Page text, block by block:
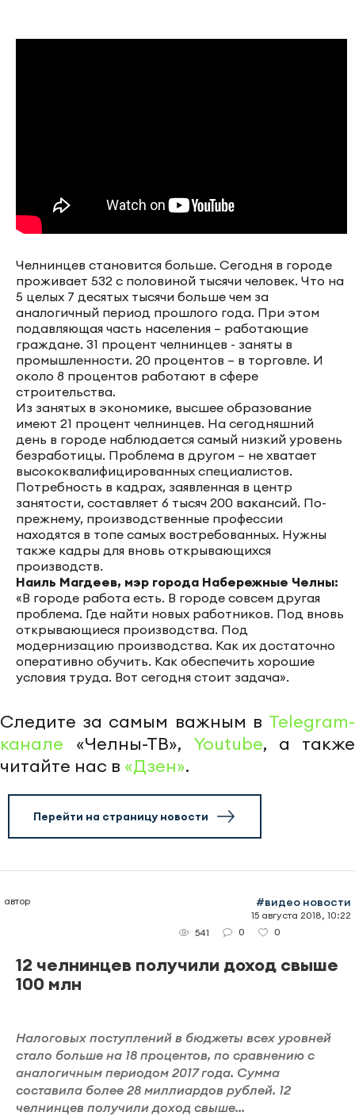
Челнинцев становится больше. Сегодня в городе
проживает 532 с половиной тысячи человек. Что на
5 целых 7 десятых тысячи больше чем за
аналогичный период прошлого года. При этом
подавляющая часть населения – работающие
граждане. 31 процент челнинцев - заняты в
промышленности. 20 процентов – в торговле. И
около 8 процентов работают в сфере
строительства.
Из занятых в экономике, высшее образование
имеют 21 процент челнинцев. На сегодняшний
день в городе наблюдается самый низкий уровень
безработицы. Проблема в другом – не хватает
высококвалифицированных специалистов.
Потребность в кадрах, заявленная в центр
занятости, составляет 6 тысяч 200 вакансий. По-
прежнему, производственные профессии
находятся в топе самых востребованных. Нужны
также кадры для вновь открывающихся
производств.
Наиль Магдеев, мэр города Набережные Челны:
«В городе работа есть. В городе совсем другая
проблема. Где найти новых работников. Под вновь
открывающиеся производства. Под
модернизацию производства. Как их достаточно
оперативно обучить. Как обеспечить хорошие
условия труда. Вот сегодня стоит задача».
Следите за самым важным в Telegram-
канале «Челны-ТВ», Youtube, а также
читайте нас в «Дзен».
Перейти на страницу новости
автор #видео новости
15 августа 2018, 10:22
541
0 0
12 челнинцев получили доход свыше
100 млн
Налоговых поступлений в бюджеты всех уровней
стало больше на 18 процентов, по сравнению с
аналогичным периодом 2017 года. Сумма
составила более 28 миллиардов рублей. 12
челнинцев получили доход свыше...